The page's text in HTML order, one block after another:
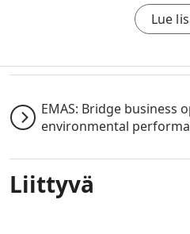
Lue
EMAS: Bridge business
environmental
Liittyvä